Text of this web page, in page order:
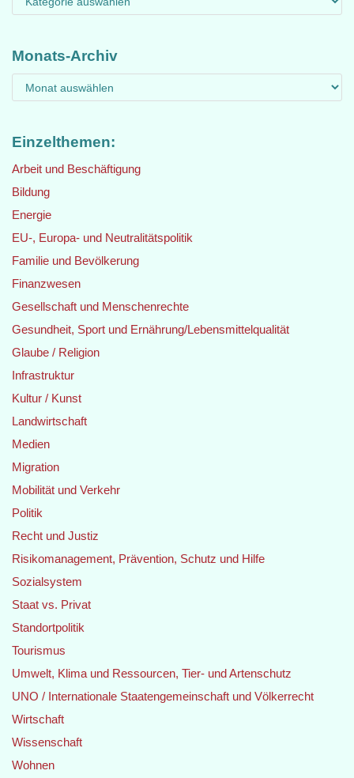
Monats-Archiv
Einzelthemen:
Arbeit und Beschäftigung
Bildung
Energie
EU-, Europa- und Neutralitätspolitik
Familie und Bevölkerung
Finanzwesen
Gesellschaft und Menschenrechte
Gesundheit, Sport und Ernährung/Lebensmittelqualität
Glaube / Religion
Infrastruktur
Kultur / Kunst
Landwirtschaft
Medien
Migration
Mobilität und Verkehr
Politik
Recht und Justiz
Risikomanagement, Prävention, Schutz und Hilfe
Sozialsystem
Staat vs. Privat
Standortpolitik
Tourismus
Umwelt, Klima und Ressourcen, Tier- und Artenschutz
UNO / Internationale Staatengemeinschaft und Völkerrecht
Wirtschaft
Wissenschaft
Wohnen